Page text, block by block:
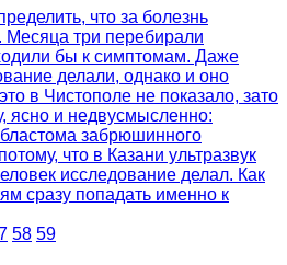
что за болезнь
Месяца три перебирали
бы к симптомам. Даже
делали, однако и оно
в Чистополе не показало, зато
ясно и недвусмысленно:
забрюшинного
что в Казани ультразвук
исследование делал. Как
сразу попадать именно к
58 59